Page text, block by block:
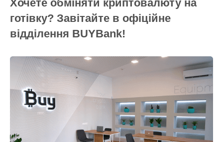
Хочете обміняти криптовалюту на
готівку? Завітайте в офіційне
відділення BUYBank!